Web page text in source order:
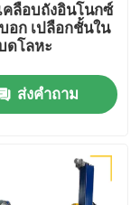
คลือบถังอินโนกซ์
อก เปลือกชั้นใน
ดโลหะ
ส่งคำถาม